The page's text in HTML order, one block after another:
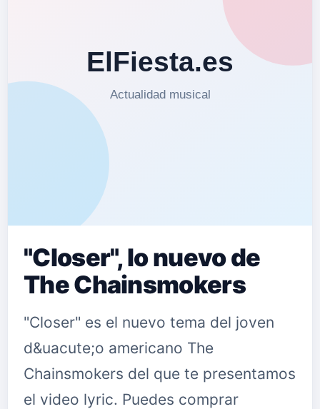
"Closer", lo nuevo de
The Chainsmokers
"Closer" es el nuevo tema del joven
d&uacute;o americano The
Chainsmokers del que te presentamos
el video lyric. Puedes comprar